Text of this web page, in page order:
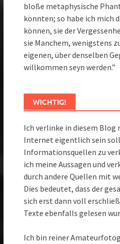
bloße metaphysische
könnten; so habe ich mich
können, sie der
sie Manchem, wenigstens
eigenen, über denselben
willkommen seyn werden.”
WICHTIG!
Ich verlinke in diesem Blog
Internet eigentlich sein
Informationsquellen zu
ich meine Aussagen und
durch andere Quellen mit
Dies bedeutet, dass der
sich erst dann voll
Texte ebenfalls gelesen
Ich bin reiner